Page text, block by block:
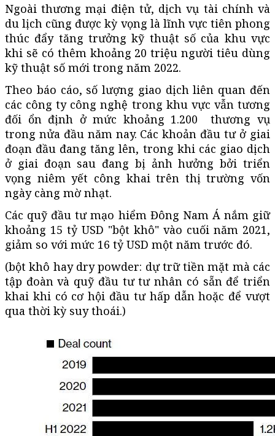
Ngoài thương mại điện tử, dịch vụ tài chính và
du lịch cũng được kỳ vọng là lĩnh vực tiên phong
thúc đẩy tăng trưởng kỹ thuật số của khu vực
khi sẽ có thêm khoảng 20 triệu người tiêu dùng
kỹ thuật số mới trong năm 2022.
Theo báo cáo, số lượng giao dịch liên quan đến
các công ty công nghệ trong khu vực vẫn tương
đối ổn định ở mức khoảng 1.200 thương vụ
trong nửa đầu năm nay. Các khoản đầu tư ở giai
đoạn đầu đang tăng lên, trong khi các giao dịch
ở giai đoạn sau đang bị ảnh hưởng bởi triển
vọng niêm yết công khai trên thị trường vốn
ngày càng mờ nhạt.
Các quỹ đầu tư mạo hiểm Đông Nam Á nắm giữ
khoảng 15 tỷ USD "bột khô" vào cuối năm 2021,
giảm so với mức 16 tỷ USD một năm trước đó.
(bột khô hay dry powder: dự trữ tiền mặt mà các
tập đoàn và quỹ đầu tư tư nhân có sẵn để triển
khai khi có cơ hội đầu tư hấp dẫn hoặc để vượt
qua thời kỳ suy thoái.)